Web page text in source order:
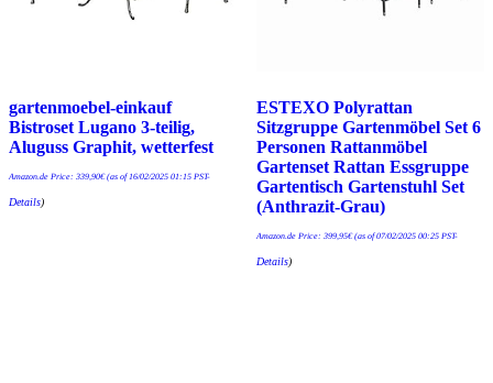
gartenmoebel-einkauf
Bistroset Lugano 3-teilig,
Aluguss Graphit, wetterfest
Amazon.de Price: 339,90€(as of 16/02/2025 01:15 PST-
Details)
ESTEXO Polyrattan
Sitzgruppe Gartenmöbel Set 6
Personen Rattanmöbel
Gartenset Rattan Essgruppe
Gartentisch Gartenstuhl Set
(Anthrazit-Grau)
Amazon.de Price: 399,95€(as of 07/02/2025 00:25 PST-
Details)